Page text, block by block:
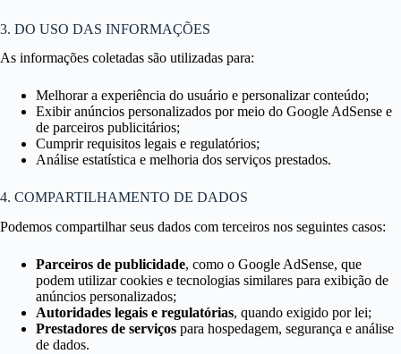
3. DO USO DAS INFORMAÇÕES
As informações coletadas são utilizadas para:
Melhorar a experiência do usuário e personalizar conteúdo;
Exibir anúncios personalizados por meio do Google AdSense e
de parceiros publicitários;
Cumprir requisitos legais e regulatórios;
Análise estatística e melhoria dos serviços prestados.
4. COMPARTILHAMENTO DE DADOS
Podemos compartilhar seus dados com terceiros nos seguintes casos:
Parceiros de publicidade, como o Google AdSense, que
podem utilizar cookies e tecnologias similares para exibição de
anúncios personalizados;
Autoridades legais e regulatórias, quando exigido por lei;
Prestadores de serviços para hospedagem, segurança e análise
de dados.